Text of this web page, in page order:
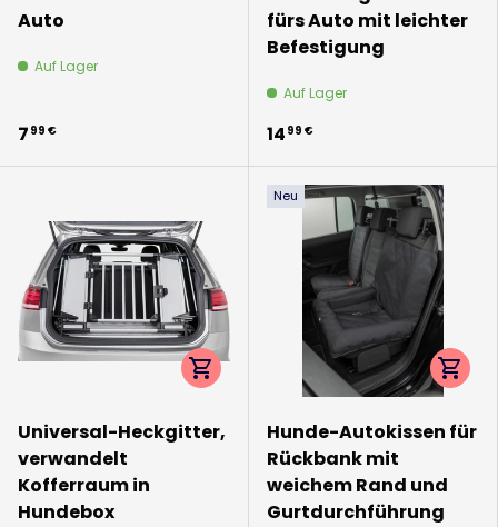
Auto
Auf Lager
7 99 €
fürs Auto mit leichter
Befestigung
Auf Lager
14 99 €
Universal-Heckgitter,
verwandelt
Kofferraum in
Hundebox
Optionen auswählen
Neu
Hunde-Autokissen für
Rückbank mit
weichem Rand und
Gurtdurchführung